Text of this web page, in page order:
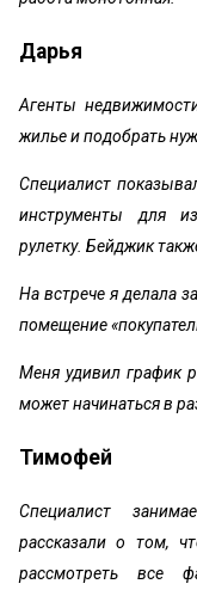
Дарья
Агенты
жилье и подобрать
Специалист
инструменты для
рулетку. Бейджик
На встрече я делала
помещение
Меня удивил график
может начинаться в
Тимофей
Специалист
рассказали о том,
рассмотреть все